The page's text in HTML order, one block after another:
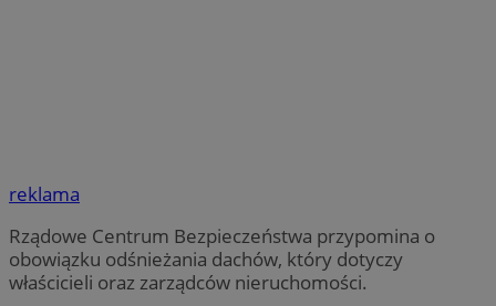
reklama
Rządowe Centrum Bezpieczeństwa przypomina o
obowiązku odśnieżania dachów, który dotyczy
właścicieli oraz zarządców nieruchomości.